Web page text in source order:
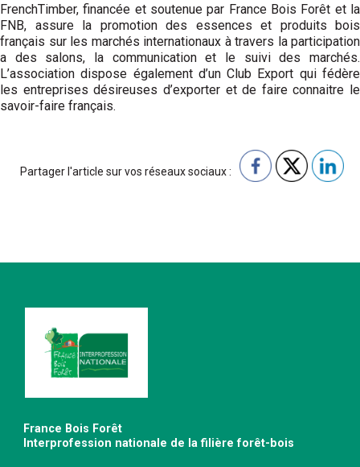
FrenchTimber, financée et soutenue par France Bois Forêt et la
FNB, assure la promotion des essences et produits bois
français sur les marchés internationaux à travers la participation
a des salons, la communication et le suivi des marchés.
L’association dispose également d’un Club Export qui fédère
les entreprises désireuses d’exporter et de faire connaitre le
savoir-faire français.
Partager l'article sur vos réseaux sociaux :
France Bois Forêt
Interprofession nationale de la filière forêt-bois